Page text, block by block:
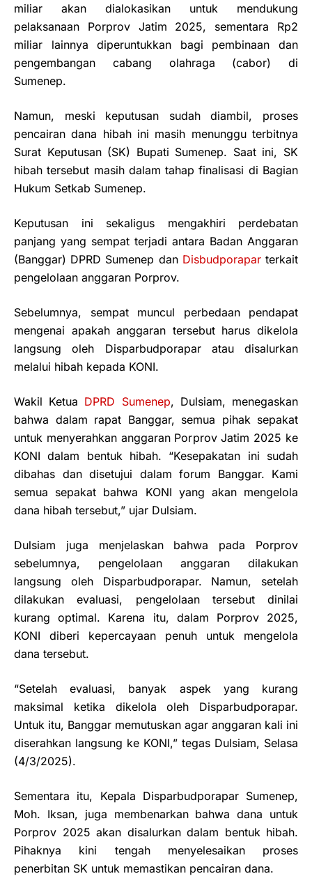
miliar akan dialokasikan untuk mendukung
pelaksanaan Porprov Jatim 2025, sementara Rp2
miliar lainnya diperuntukkan bagi pembinaan dan
pengembangan cabang olahraga (cabor) di
Sumenep.
Namun, meski keputusan sudah diambil, proses
pencairan dana hibah ini masih menunggu terbitnya
Surat Keputusan (SK) Bupati Sumenep. Saat ini, SK
hibah tersebut masih dalam tahap finalisasi di Bagian
Hukum Setkab Sumenep.
Keputusan ini sekaligus mengakhiri perdebatan
panjang yang sempat terjadi antara Badan Anggaran
(Banggar) DPRD Sumenep dan Disbudporaparterkait
pengelolaan anggaran Porprov.
Sebelumnya, sempat muncul perbedaan pendapat
mengenai apakah anggaran tersebut harus dikelola
langsung oleh Disparbudporapar atau disalurkan
melalui hibah kepada KONI.
Wakil Ketua DPRD Sumenep, Dulsiam, menegaskan
bahwa dalam rapat Banggar, semua pihak sepakat
untuk menyerahkan anggaran Porprov Jatim 2025 ke
KONI dalam bentuk hibah. “Kesepakatan ini sudah
dibahas dan disetujui dalam forum Banggar. Kami
semua sepakat bahwa KONI yang akan mengelola
dana hibah tersebut,” ujar Dulsiam.
Dulsiam juga menjelaskan bahwa pada Porprov
sebelumnya, pengelolaan anggaran dilakukan
langsung oleh Disparbudporapar. Namun, setelah
dilakukan evaluasi, pengelolaan tersebut dinilai
kurang optimal. Karena itu, dalam Porprov 2025,
KONI diberi kepercayaan penuh untuk mengelola
dana tersebut.
“Setelah evaluasi, banyak aspek yang kurang
maksimal ketika dikelola oleh Disparbudporapar.
Untuk itu, Banggar memutuskan agar anggaran kali ini
diserahkan langsung ke KONI,” tegas Dulsiam, Selasa
(4/3/2025).
Sementara itu, Kepala Disparbudporapar Sumenep,
Moh. Iksan, juga membenarkan bahwa dana untuk
Porprov 2025 akan disalurkan dalam bentuk hibah.
Pihaknya kini tengah menyelesaikan proses
penerbitan SK untuk memastikan pencairan dana.